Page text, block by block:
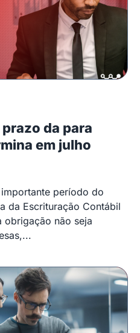
da para
em julho
período do
da Escrituração Contábil
obrigação não seja